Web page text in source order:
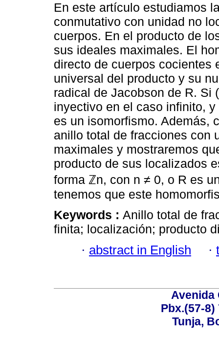
En este artículo estudiamos
conmutativo con unidad no
cuerpos. En el producto de
sus ideales maximales. El
directo de cuerpos cocientes
universal del producto y su
radical de Jacobson de R. Si
inyectivo en el caso infinito,
es un isomorfismo. Además,
anillo total de fracciones con
maximales y mostraremos
producto de sus localizados
forma ℤn, con n ≠ 0, o R es
tenemos que este
Keywords : Anillo total de
finita; localización; producto
· abstract in English ·
Avenida
Pbx.(57-8)
Tunja,